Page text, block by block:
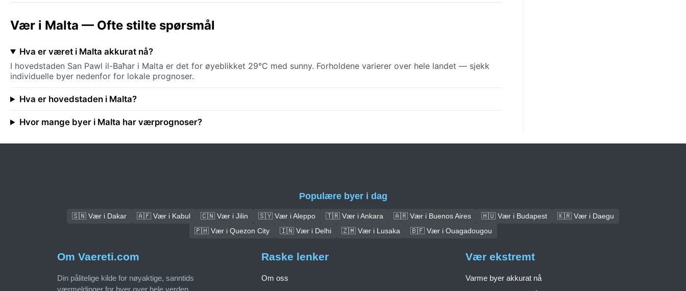
Vær i Malta — Ofte stilte spørsmål
Hva er været i Malta akkurat nå?
I hovedstaden San Pawl il-Baħar i Malta er det for øyeblikket 29°C med sunny. Forholdene varierer over hele landet — sjekk
individuelle byer nedenfor for lokale prognoser.
Hva er hovedstaden i Malta?
Hvor mange byer i Malta har værprognoser?
Populære byer i dag
🇸🇳 Vær i Dakar 🇦🇫 Vær i Kabul 🇨🇳 Vær i Jilin 🇸🇾 Vær i Aleppo 🇹🇷 Vær i Ankara 🇦🇷 Vær i Buenos Aires 🇭🇺 Vær i Budapest
🇰🇷 Vær i Daegu
🇵🇭 Vær i Quezon City
🇮🇳 Vær i Delhi 🇿🇲 Vær i Lusaka 🇧🇫 Vær i Ouagadougou
Om Vaereti.com
Din pålitelige kilde for nøyaktige, sanntids
værmeldinger for byer over hele verden.
Raske lenker
Om oss
Vær ekstremt
Varme byer akkurat nå